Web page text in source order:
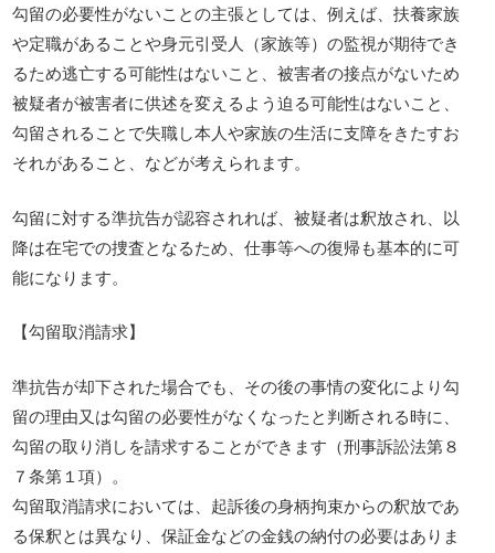
勾留の必要性がないことの主張としては、例えば、扶養家族
や定職があることや身元引受人（家族等）の監視が期待でき
るため逃亡する可能性はないこと、被害者の接点がないため
被疑者が被害者に供述を変えるよう迫る可能性はないこと、
勾留されることで失職し本人や家族の生活に支障をきたすお
それがあること、などが考えられます。
勾留に対する準抗告が認容されれば、被疑者は釈放され、以
降は在宅での捜査となるため、仕事等への復帰も基本的に可
能になります。
【勾留取消請求】
準抗告が却下された場合でも、その後の事情の変化により勾
留の理由又は勾留の必要性がなくなったと判断される時に、
勾留の取り消しを請求することができます（刑事訴訟法第８
７条第１項）。
勾留取消請求においては、起訴後の身柄拘束からの釈放であ
る保釈とは異なり、保証金などの金銭の納付の必要はありま